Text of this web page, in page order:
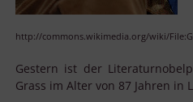
http://commons.wikimedia.org/wiki/
Gestern ist der
Grass im Alter von 87 Jahren in